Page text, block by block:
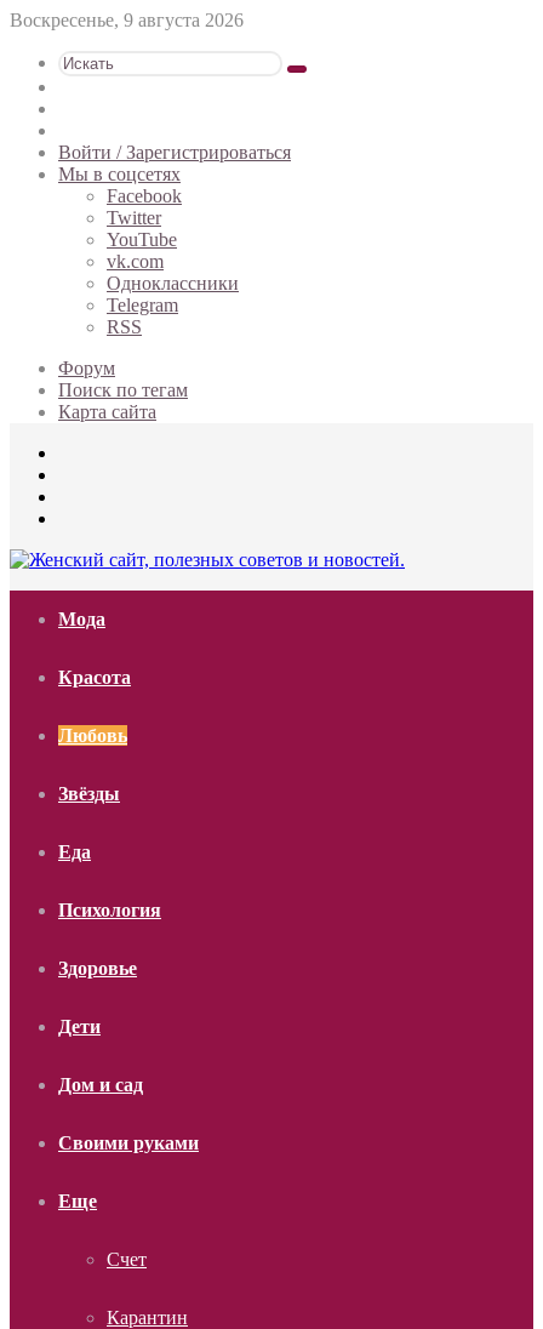
Воскресенье, 9 августа 2026
Искать
статья
Войти / Зарегистрироваться
Мы в соцсетях
Facebook
Twitter
YouTube
vk.com
Одноклассники
Telegram
RSS
Форум
Поиск по тегам
Карта сайта
Мода
Красота
Любовь
Звёзды
Еда
Психология
Здоровье
Дети
Дом и сад
Своими руками
Еще
Счет
Карантин